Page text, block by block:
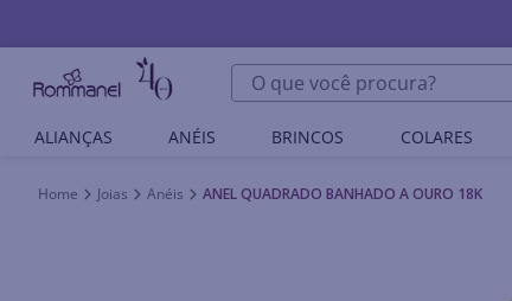
O que você procura?
ALIANÇAS ANÉIS BRINCOS COLARES
Joias Anéis ANEL QUADRADO BANHADO A OURO 18K